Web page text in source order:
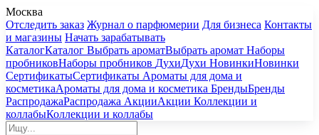
Москва
Отследить заказ Журнал о парфюмерии Для бизнеса Контакты
и магазины Начать зарабатывать
КаталогКаталог Выбрать ароматВыбрать аромат Наборы
пробниковНаборы пробников ДухиДухи НовинкиНовинки
СертификатыСертификаты Ароматы для дома и
косметикаАроматы для дома и косметика БрендыБренды
РаспродажаРаспродажа АкцииАкции Коллекции и
коллабыКоллекции и коллабы